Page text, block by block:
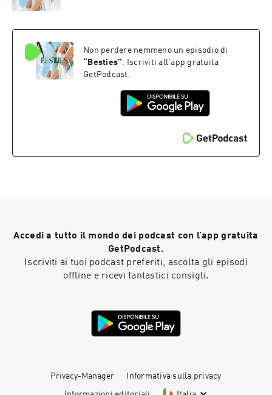
Non perdere nemmeno un episodio di
“ Besties”. Iscriviti all'app gratuita
GetPodcast.
Accedi a tutto il mondo dei podcast con l’app gratuita
GetPodcast.
Iscriviti ai tuoi podcast preferiti, ascolta gli episodi
offline e ricevi fantastici consigli.
Privacy-Manager Informativa sulla privacy